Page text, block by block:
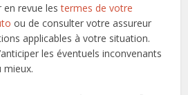
en revue lestermes de votre
ou de consulter votre assureur
applicables à votre situation.
les éventuels inconvenants
mieux.